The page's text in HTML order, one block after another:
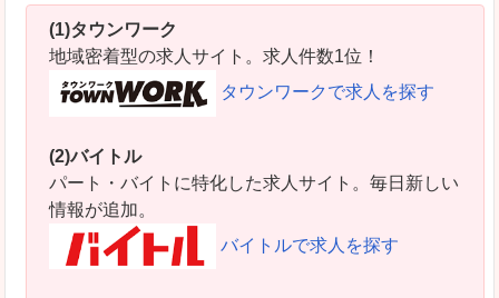
(1)タウンワーク
地域密着型の求人サイト。求人件数1位！
タウンワークで求人を探す
(2)バイトル
パート・バイトに特化した求人サイト。毎日新しい
情報が追加。
バイトルで求人を探す